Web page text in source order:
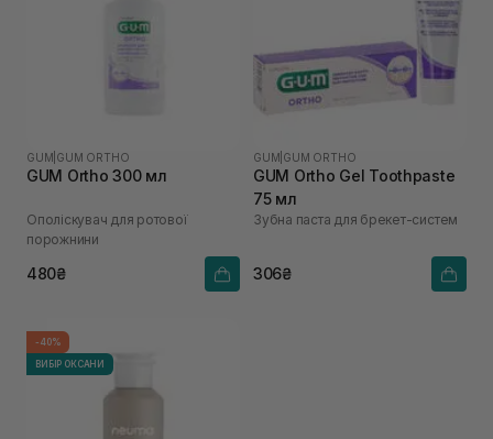
GUM GUM ORTHO
GUM Ortho 300 мл
Ополіскувач для ротової
порожнини
480₴
GUM GUM ORTHO
GUM Ortho Gel Toothpaste
75 мл
Зубна паста для брекет-систем
306₴
-40%
ВИБІР ОКСАНИ